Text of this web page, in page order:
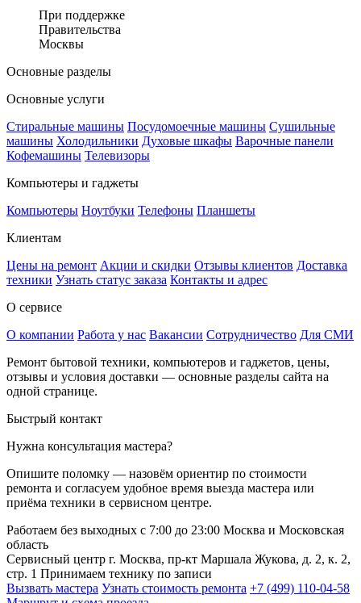
При поддержке
Правительства
Москвы
Основные разделы
Основные услуги
Стиральные машины Посудомоечные машины Сушильные
машины Холодильники Духовые шкафы Варочные панели
Кофемашины Телевизоры
Компьютеры и гаджеты
Компьютеры Ноутбуки Телефоны Планшеты
Клиентам
Цены на ремонт Акции и скидки Отзывы клиентов Доставка
техники Узнать статус заказа Контакты и адрес
О сервисе
О компании Работа у нас Вакансии Сотрудничество Для СМИ
Ремонт бытовой техники, компьютеров и гаджетов, цены,
отзывы и условия доставки — основные разделы сайта на
одной странице.
Быстрый контакт
Нужна консультация мастера?
Опишите поломку — назовём ориентир по стоимости
ремонта и согласуем удобное время выезда мастера или
приёма техники в сервисном центре.
Работаем без выходных с 7:00 до 23:00 Москва и Московская
область
Сервисный центр г. Москва, пр-кт Маршала Жукова, д. 2, к. 2,
стр. 1 Принимаем технику по записи
Вызвать мастера Узнать стоимость ремонта +7 (499) 110-04-58